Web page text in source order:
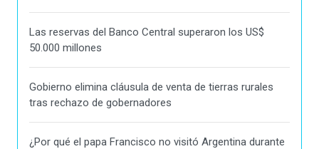
Las reservas del Banco Central superaron los US$
50.000 millones
Gobierno elimina cláusula de venta de tierras rurales
tras rechazo de gobernadores
¿Por qué el papa Francisco no visitó Argentina durante